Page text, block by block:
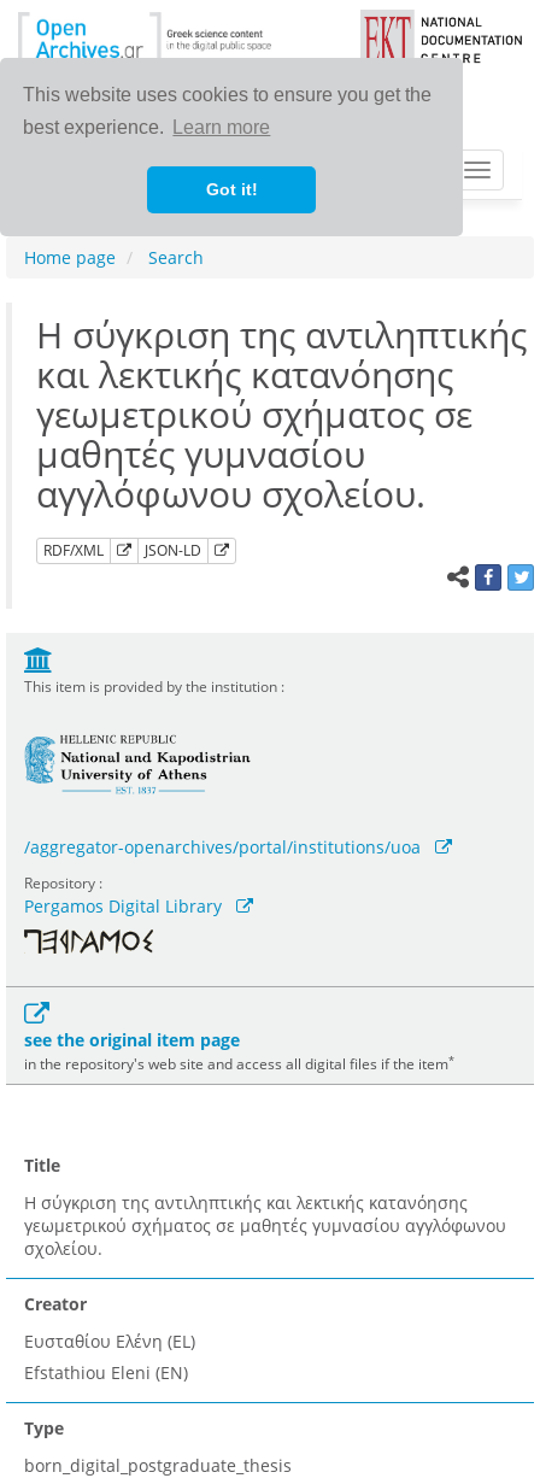
This website uses cookies to ensure you get the
best experience.
Learn more
Got it!
Toggle
Home page Search
Η σύγκριση της αντιληπτικής
και λεκτικής κατανόησης
γεωμετρικού σχήματος σε
μαθητές γυμνασίου
αγγλόφωνου σχολείου.
RDF/XML JSON-LD
This item is provided by the institution :
/aggregator-openarchives/portal/institutions/uoa
Repository :
Pergamos Digital Library
see the original item page
in the repository's web site and access all digital files if the item*
Title
Η σύγκριση της αντιληπτικής και λεκτικής κατανόησης
γεωμετρικού σχήματος σε μαθητές γυμνασίου αγγλόφωνου
σχολείου.
Creator
Ευσταθίου Ελένη (EL)
Efstathiou Eleni (EN)
Type
born_digital_postgraduate_thesis